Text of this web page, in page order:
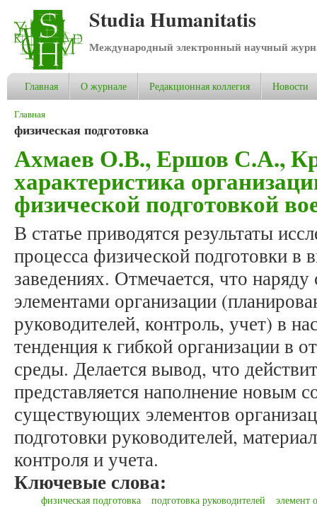
Studia Humanitatis
Международный электронный научный
Главная О журнале Редакционная коллегия Новости
Вы здесь
Главная
физическая подготовка
Ахмаев О.В., Ершов С.А.,
характеристика
физической подготовкой
В статье приводятся результаты
процесса физической подготовки
заведениях. Отмечается, что
элементами организации
руководителей, контроль, учет) в
тенденция к гибкой организации в
среды. Делается вывод, что
представляется наполнение новым
существующих элементов
подготовки руководителей,
контроля и учета.
Ключевые слова:
физическая подготовка подготовка руководителей элемент